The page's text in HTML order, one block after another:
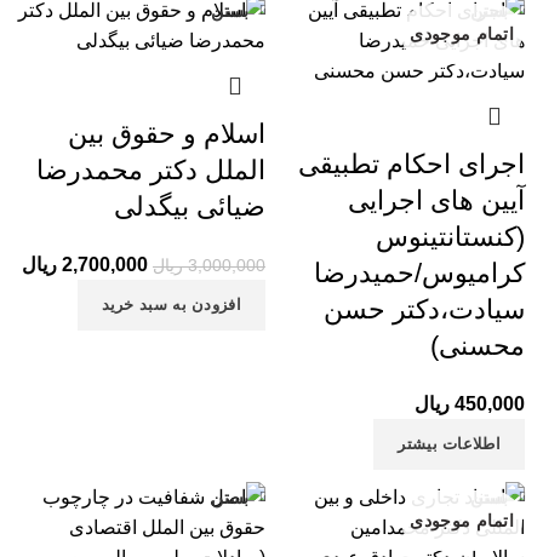
اتمام موجودی
بستن
اجرای احکام تطبیقی
آیین های اجرایی
(کنستانتینوس
کرامیوس/حمیدرضا
سیادت،دکتر حسن
محسنی)
450,000 ریال
اطلاعات بیشتر
بستن
اسلام و حقوق بین
الملل دکتر محمدرضا
ضیائی بیگدلی
3,000,000 ریال قیمت اصلی:
2,700,000 ریال
افزودن به سبد خرید
اتمام موجودی
بستن بستن